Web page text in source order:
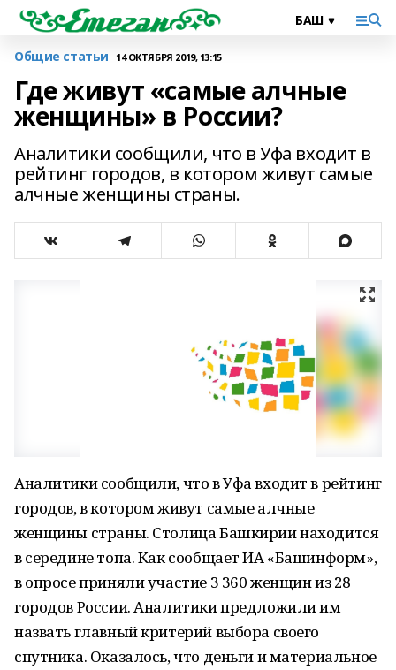
Общие статьи 14 ОКТЯБРЯ 2019, 13:15
Где живут «самые алчные
женщины» в России?
Аналитики сообщили, что в Уфа входит в
рейтинг городов, в котором живут самые
алчные женщины страны.
Аналитики сообщили, что в Уфа входит в рейтинг
городов, в котором живут самые алчные
женщины страны. Столица Башкирии находится
в середине топа. Как сообщает ИА «Башинформ»,
в опросе приняли участие 3 360 женщин из 28
городов России. Аналитики предложили им
назвать главный критерий выбора своего
спутника. Оказалось, что деньги и материальное